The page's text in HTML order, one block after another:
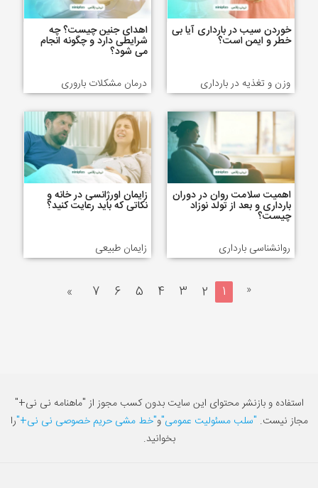
خوردن سیب در بارداری آیا بی
خطر و ایمن است؟
وزن و تغذیه در بارداری
اهدای جنین چیست؟ چه
شرایطی دارد و چگونه انجام
می شود؟
درمان مشکلات باروری
اهمیت سلامت روان در دوران
بارداری و بعد از تولد نوزاد
چیست؟
روانشناسی بارداری
زایمان اورژانسی در خانه و
نکاتی که باید رعایت کنید؟
زایمان طبیعی
«
1
2
3
4
5
6
7
»
استفاده و بازنشر محتوای این سایت بدون کسب مجوز از "ماهنامه نی نی+"
مجاز نیست. "سلب مسئولیت عمومی"و"خط مشی حریم خصوصی نی نی+"را
بخوانید.